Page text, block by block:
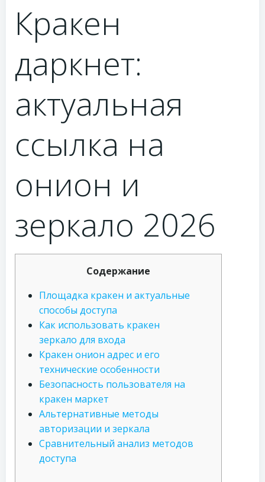
Кракен
даркнет:
актуальная
ссылка на
онион и
зеркало 2026
Содержание
Площадка кракен и актуальные
способы доступа
Как использовать кракен
зеркало для входа
Кракен онион адрес и его
технические особенности
Безопасность пользователя на
кракен маркет
Альтернативные методы
авторизации и зеркала
Сравнительный анализ методов
доступа